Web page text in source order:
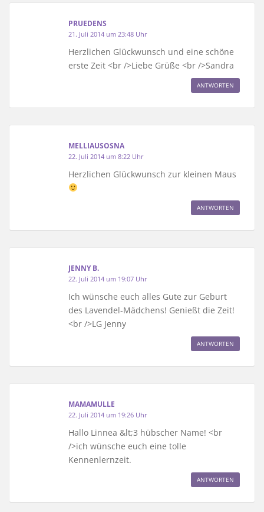
PRUEDENS
21. Juli 2014 um 23:48 Uhr
Herzlichen Glückwunsch und eine schöne
erste Zeit <br />Liebe Grüße <br />Sandra
ANTWORTEN
MELLIAUSOSNA
22. Juli 2014 um 8:22 Uhr
Herzlichen Glückwunsch zur kleinen Maus
ANTWORTEN
JENNY B.
22. Juli 2014 um 19:07 Uhr
Ich wünsche euch alles Gute zur Geburt
des Lavendel-Mädchens! Genießt die Zeit!
<br />LG Jenny
ANTWORTEN
MAMAMULLE
22. Juli 2014 um 19:26 Uhr
Hallo Linnea &lt;3 hübscher Name! <br
/>ich wünsche euch eine tolle
Kennenlernzeit.
ANTWORTEN